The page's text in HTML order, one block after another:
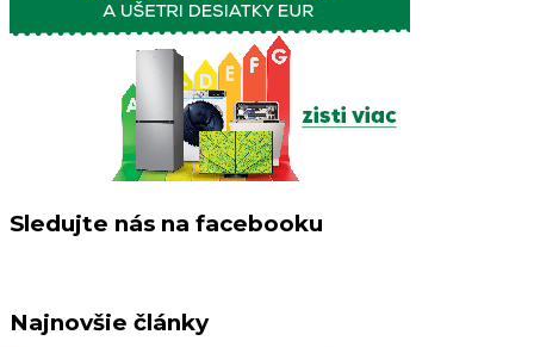
Sledujte nás na facebooku
Najnovšie články